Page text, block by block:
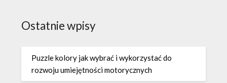
Ostatnie wpisy
Puzzle kolory jak wybrać i wykorzystać do
rozwoju umiejętności motorycznych